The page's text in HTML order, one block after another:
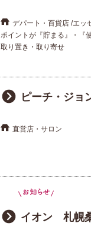
デパート・百貨店 エッ
ポイントが『貯まる』・『
取り置き・取り寄せ
ピーチ・ジ
直営店・サロン
イオン 札幌